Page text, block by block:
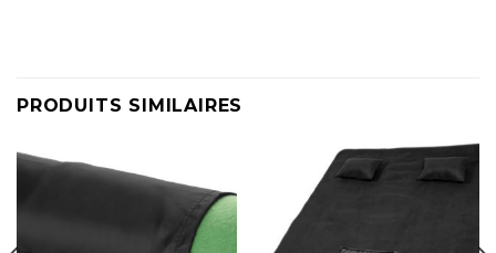
PRODUITS SIMILAIRES